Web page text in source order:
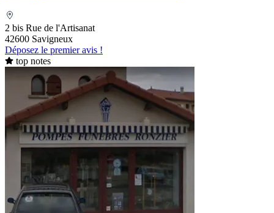
2 bis Rue de l'Artisanat
42600 Savigneux
Déposez le premier avis !
top notes